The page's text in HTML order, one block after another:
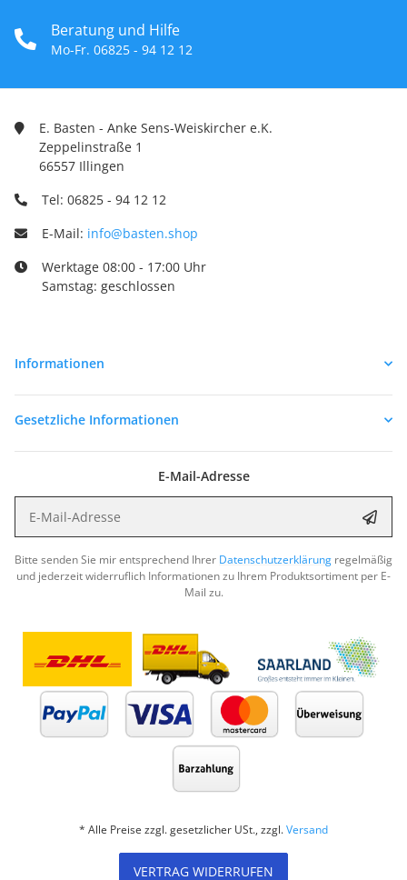
Beratung und Hilfe
Mo-Fr. 06825 - 94 12 12
E. Basten - Anke Sens-Weiskircher e.K.
Zeppelinstraße 1
66557 Illingen
Tel: 06825 - 94 12 12
E-Mail: info@basten.shop
Werktage 08:00 - 17:00 Uhr
Samstag: geschlossen
Informationen
Gesetzliche Informationen
E-Mail-Adresse
Bitte senden Sie mir entsprechend Ihrer Datenschutzerklärung regelmäßig
und jederzeit widerruflich Informationen zu Ihrem Produktsortiment per E-
Mail zu.
* Alle Preise zzgl. gesetzlicher USt., zzgl.Versand
VERTRAG WIDERRUFEN